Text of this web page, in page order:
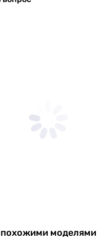
похожими моделями